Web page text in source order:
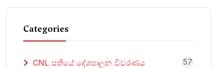
Categories
CNL සතියේ දේශපාලන විවරණය 57